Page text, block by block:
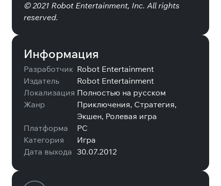
© 2021 Robot Entertainment, Inc. All rights
reserved.
Информация
Разработчик Robot Entertainment
Издатель
Robot Entertainment
Локализация Полностью на русском
Жанр
Приключения, Стратегия,
Экшен, Ролевая игра
Платформа
PC
Категория
Игра
Дата выхода 30.07.2012